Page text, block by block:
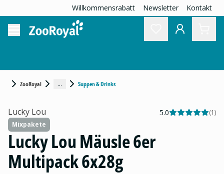
Willkommensrabatt Newsletter Kontakt
ZooRoyal ... Suppen & Drinks
Lucky Lou 5.0 (1)
Mixpakete
Lucky Lou Mäusle 6er
Multipack 6x28g